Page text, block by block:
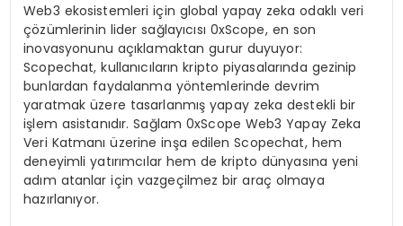
Web3 ekosistemleri için global yapay zeka odaklı veri
çözümlerinin lider sağlayıcısı 0xScope, en son
inovasyonunu açıklamaktan gurur duyuyor:
Scopechat, kullanıcıların kripto piyasalarında gezinip
bunlardan faydalanma yöntemlerinde devrim
yaratmak üzere tasarlanmış yapay zeka destekli bir
işlem asistanıdır. Sağlam 0xScope Web3 Yapay Zeka
Veri Katmanı üzerine inşa edilen Scopechat, hem
deneyimli yatırımcılar hem de kripto dünyasına yeni
adım atanlar için vazgeçilmez bir araç olmaya
hazırlanıyor.